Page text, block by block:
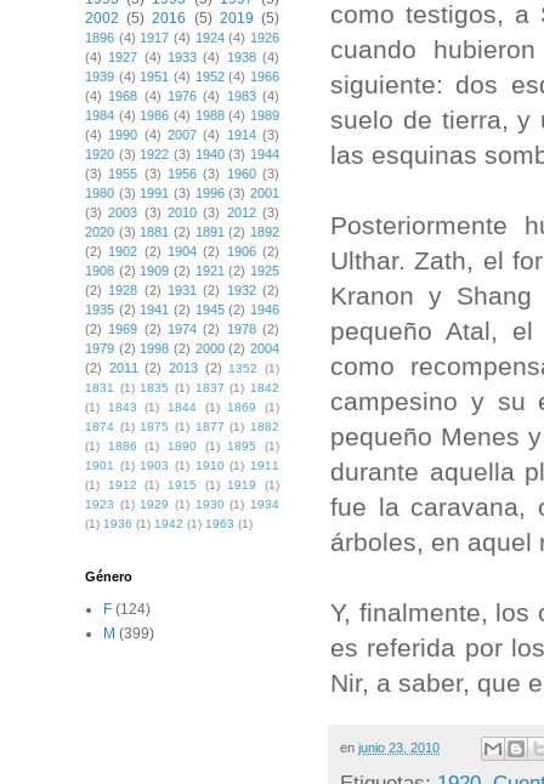
como testigos, a
cuando
siguiente: dos
suelo de tierra, y
las esquinas
Posteriormente
Ulthar. Zath, el
Kranon y
pequeño Atal,
como
campesino y su
pequeño Menes
durante aquella
fue la caravana,
árboles, en aquel
Y, finalmente, los
es referida por
Nir, a saber, que
en junio 23, 2010
2002 (5) 2016 (5) 2019 (5)
1896 (4) 1917 (4) 1924 (4) 1926
(4) 1927 (4) 1933 (4) 1938 (4)
1939 (4) 1951 (4) 1952 (4) 1966
(4) 1968 (4) 1976 (4) 1983 (4)
1984 (4) 1986 (4) 1988 (4) 1989
(4) 1990 (4) 2007 (4) 1914 (3)
1920 (3) 1922 (3) 1940 (3) 1944
(3) 1955 (3) 1956 (3) 1960 (3)
1980 (3) 1991 (3) 1996 (3) 2001
(3) 2003 (3) 2010 (3) 2012 (3)
2020 (3) 1881 (2) 1891 (2) 1892
(2) 1902 (2) 1904 (2) 1906 (2)
1908 (2) 1909 (2) 1921 (2) 1925
(2) 1928 (2) 1931 (2) 1932 (2)
1935 (2) 1941 (2) 1945 (2) 1946
(2) 1969 (2) 1974 (2) 1978 (2)
1979 (2) 1998 (2) 2000 (2) 2004
(2) 2011 (2) 2013 (2) 1352
(1)
1831 (1) 1835 (1) 1837 (1) 1842
(1)
1843 (1) 1844 (1) 1869
(1)
1874 (1) 1875 (1) 1877 (1) 1882
(1)
1886 (1) 1890 (1) 1895
(1)
1901 (1) 1903 (1) 1910 (1) 1911
(1)
1912 (1) 1915 (1) 1919
(1)
1923 (1) 1929 (1) 1930 (1) 1934
(1) 1936 (1) 1942 (1) 1963 (1)
Género
F (124)
M (399)